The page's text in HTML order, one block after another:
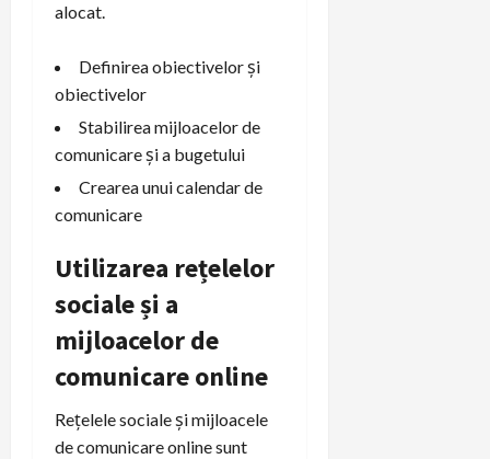
alocat.
Definirea obiectivelor și
obiectivelor
Stabilirea mijloacelor de
comunicare și a bugetului
Crearea unui calendar de
comunicare
Utilizarea rețelelor
sociale și a
mijloacelor de
comunicare online
Rețelele sociale și mijloacele
de comunicare online sunt